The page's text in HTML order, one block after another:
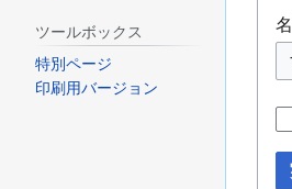
ツールボックス
特別ページ
印刷用バージョン